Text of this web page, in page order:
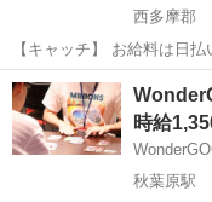
西多摩郡
【キャッチ】 お給料は日
OK！「露光装置の設置・
代～40代のスタッフが多数活躍中★ 【コメント】 製
しにおススメ♪ ...
東京 西多摩郡
時給
秋葉原駅